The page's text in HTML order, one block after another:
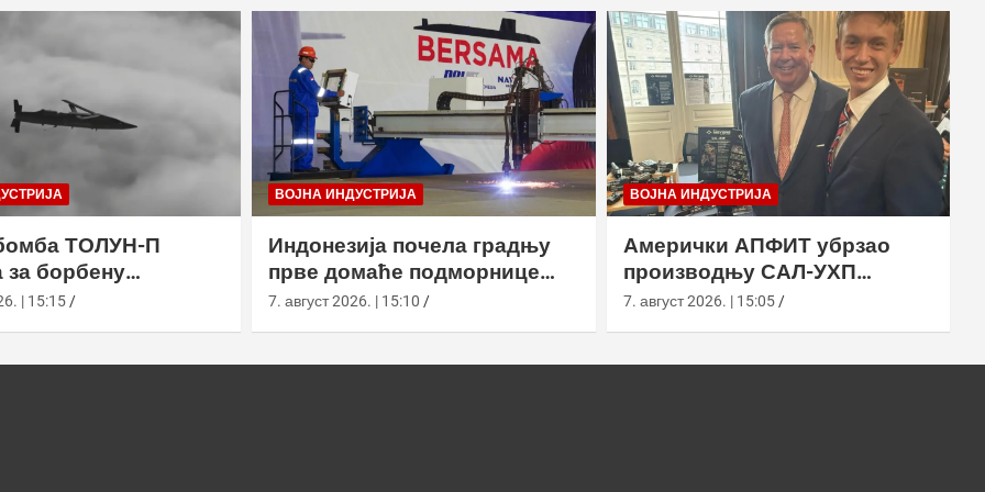
ТОЛУН-П
за борбену
| 15:15
ВОЈНА ИНДУСТРИЈА
Индонезија почела градњу
прве домаће подморнице
класе Сцорпèне
7. август 2026. | 15:10
ВОЈНА ИНДУСТРИЈА
Амерички АПФИТ убрзао
производњу САЛ-УХП
ласера за УССОЦОМ
7. август 2026. | 15:05